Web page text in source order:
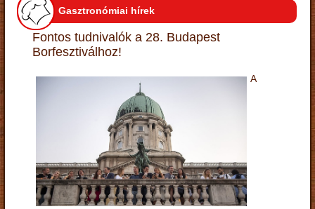
Gasztronómiai hírek
Fontos tudnivalók a 28. Budapest
Borfesztiválhoz!
A